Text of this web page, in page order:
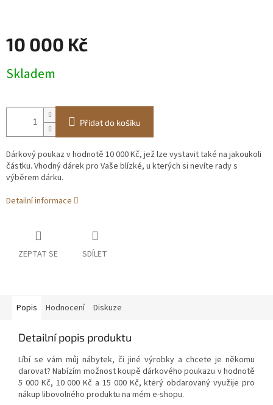
10 000 Kč
cena:
Skladem
Přidat do košíku
Dárkový poukaz v hodnotě 10 000 Kč, jež lze vystavit také na jakoukoli
částku. Vhodný dárek pro Vaše blízké, u kterých si nevíte rady s
výběrem dárku.
Detailní informace
ZEPTAT SE SDÍLET
Popis Hodnocení Diskuze
Detailní popis produktu
Líbí se vám můj nábytek, či jiné výrobky a chcete je někomu
darovat? Nabízím možnost koupě dárkového poukazu v hodnotě
5 000 Kč, 10 000 Kč a 15 000 Kč, který obdarovaný využije pro
nákup libovolného produktu na mém e-shopu.